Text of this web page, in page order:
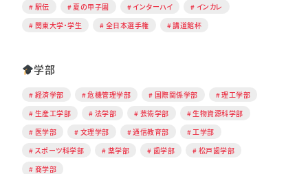
駅伝 夏の甲子園 インターハイ
インカレ
関東大学・学生
全日本選手権 講道館杯
学部
経済学部 危機管理学部 国際関係学部
理工学部
生産工学部
法学部 芸術学部
生物資源科学部
医学部
文理学部 通信教育部
工学部
スポーツ科学部
薬学部 歯学部
松戸歯学部
商学部